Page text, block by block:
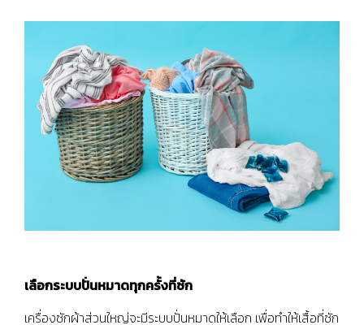
เลือกระบบปั่นหมาดทุกครั้งที่ซัก
เครื่องซักผ้าส่วนใหญ่จะมีระบบปั่นหมาดให้เลือก เพื่อทำให้เสื้อที่ซัก